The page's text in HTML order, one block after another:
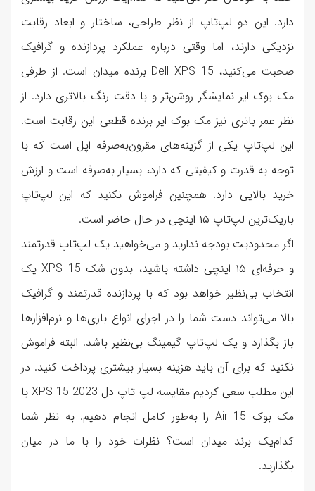
دارد. این دو لپ‌تاپ از نظر طراحی، ساختار و ابعاد رقابت
نزدیکی دارند، اما وقتی درباره عملکرد پردازنده و گرافیک
صحبت می‌کنید، Dell XPS 15 برنده میدان است. از طرفی
مک بوک ایر نمایشگر روشن‌تر و با دقت رنگ بالاتری دارد. از
نظر عمر باتری نیز مک بوک ایر برنده قطعی این رقابت است.
این لپ‌تاپ یکی از گزینه‌های مقرون‌به‌صرفه اپل است که با
توجه به قدرت و کیفیتی که دارد، بسیار به‌صرفه است و ارزش
خرید بالایی دارد. همچنین فراموش نکنید که این لپ‌تاپ
باریک‌ترین لپ‌تاپ ۱۵ اینچی در حال حاضر است.
اگر محدودیت بودجه ندارید و می‌خواهید یک لپ‌تاپ قدرتمند
و حرفه‌ای ۱۵ اینچی داشته باشید، بدون شک XPS 15 یک
انتخاب بی‌نظیر خواهد بود که با پردازنده قدرتمند و گرافیک
بالا می‌تواند دست شما را در اجرای انواع بازی‌ها و نرم‌افزارها
باز بگذارد و یک لپ‌تاپ گیمینگ بی‌نظیر باشد. البته فراموش
نکنید که برای آن باید هزینه بسیار بیشتری پرداخت کنید. در
این مطلب سعی کردیم مقایسه لپ تاپ دل XPS 15 2023 با
مک بوک Air 15 را به‌طور کامل انجام دهیم. به نظر شما
کدام‌یک برند میدان است؟ نظرات خود را با ما در میان
بگذارید.